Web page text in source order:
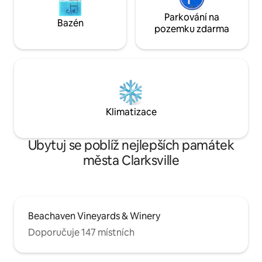
Bazén
Parkování na
pozemku zdarma
Klimatizace
Ubytuj se poblíž nejlepších památek
města Clarksville
Beachaven Vineyards & Winery
Doporučuje 147 místních